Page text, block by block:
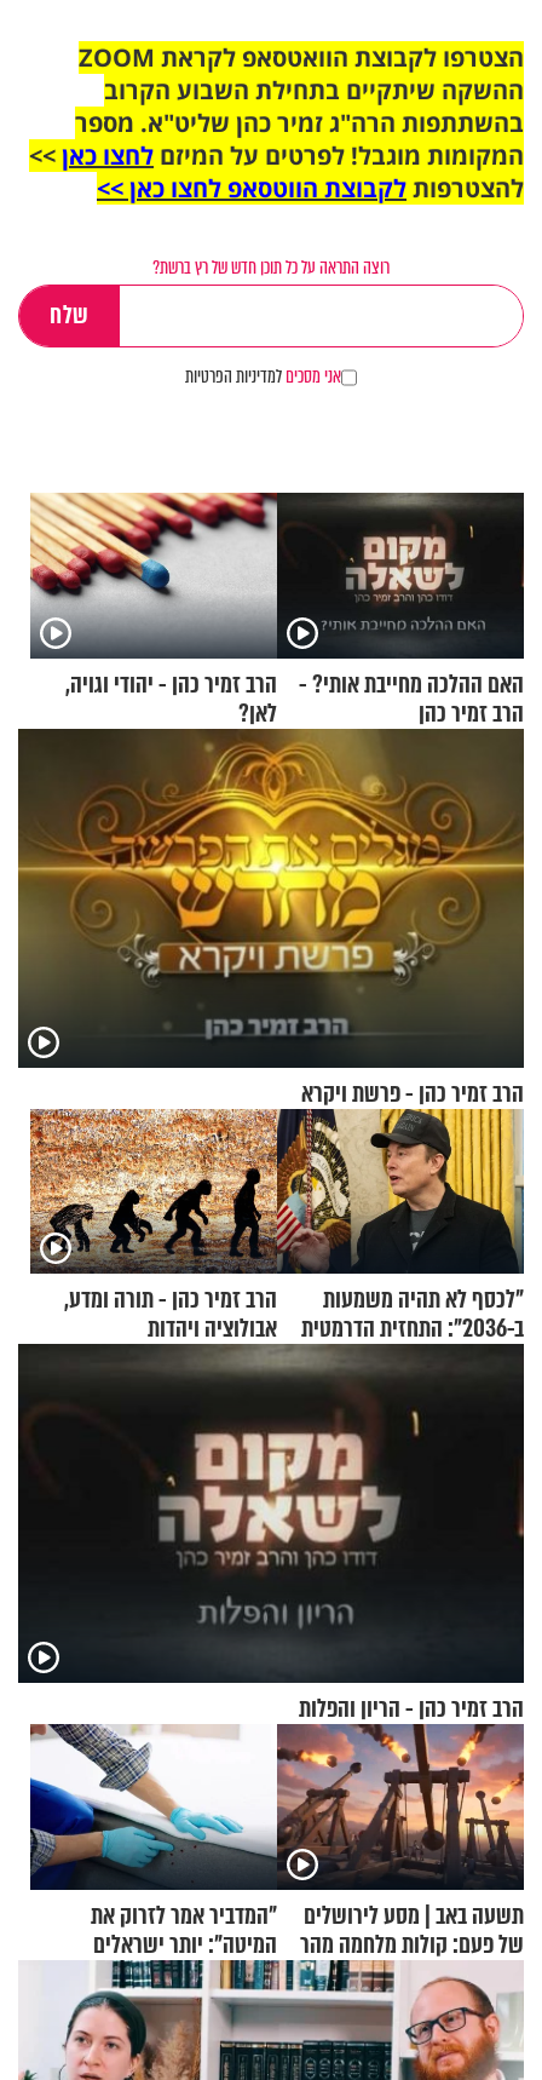
הצטרפו לקבוצת הוואטסאפ לקראת ZOOM
ההשקה שיתקיים בתחילת השבוע הקרוב
בהשתתפות הרה"ג זמיר כהן שליט"א. מספר
המקומות מוגבל! לפרטים על המיזם לחצו כאן>>
להצטרפותלקבוצת הווטסאפ לחצו כאן >>
רוצה התראה על כל תוכן חדש של רץ ברשת?
אני מסכיםלמדיניות הפרטיות
האם ההלכה מחייבת אותי? -
הרב זמיר כהן
הרב זמיר כהן - יהודי וגויה,
לאן?
הרב זמיר כהן - פרשת ויקרא
"לכסף לא תהיה משמעות
ב-2036": התחזית הדרמטית
של אילון מאסק על עתיד
הרב זמיר כהן - תורה ומדע,
אבולוציה ויהדות
הרב זמיר כהן - הריון והפלות
תשעה באב | מסע לירושלים
של פעם: קולות מלחמה מהר
הזיתים
"המדביר אמר לזרוק את
המיטה": יותר ישראלים
מדווחים על מכת פשפשי
המיטה